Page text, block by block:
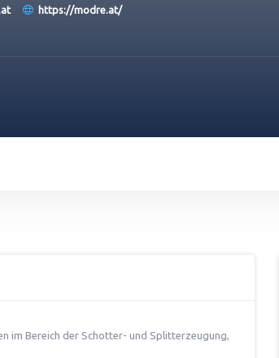
https://modre.at/
im Bereich der Schotter- und Splitterzeugung,